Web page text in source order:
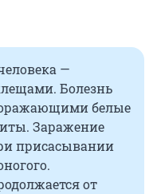
—
Болезнь
белые
Заражение
присасывании
от